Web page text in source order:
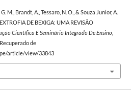
M., Brandt, A., Tessaro, N. O., & Souza Junior, A.
DE BEXIGA: UMA REVISÃO
Científica E Seminário Integrado De Ensino,
de
article/view/33843